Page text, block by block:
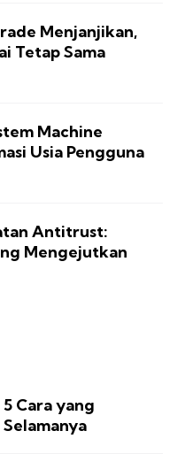
Menjanjikan,
Tetap Sama
Machine
Usia Pengguna
Antitrust:
Mengejutkan
Cara yang